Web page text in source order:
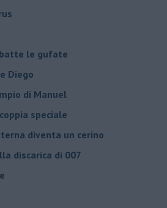
le gufate
Diego
di Manuel
speciale
diventa un cerino
discarica di 007